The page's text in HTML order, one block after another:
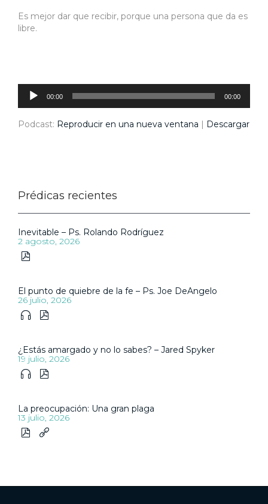
Es mejor dar que recibir, porque una persona que da es
libre.
Reproductor
audio 00:00 00:00
Podcast: Reproducir en una nueva ventana | Descargar
Prédicas recientes
Inevitable – Ps. Rolando Rodríguez
2 agosto, 2026

El punto de quiebre de la fe – Ps. Joe DeAngelo
26 julio, 2026
 
¿Estás amargado y no lo sabes? – Jared Spyker
19 julio, 2026
 
La preocupación: Una gran plaga
13 julio, 2026
 